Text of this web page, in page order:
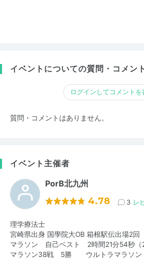
イベントについての質問・コメント
ログインしてコメントを
質問・コメントはありません。
イベント主催者
PorB北九州
4.78 3 レ
理学療法士
宮崎県出身 国學院大OB 箱根駅伝出場2
マラソン 自己ベスト 2時間21分54秒（
マラソン38戦 5勝 ウルトラマラソ